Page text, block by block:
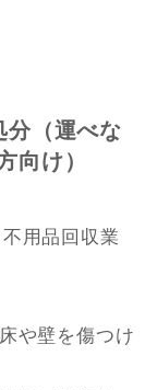
分（運べな
向け）
用品回収業
や壁を傷つけ